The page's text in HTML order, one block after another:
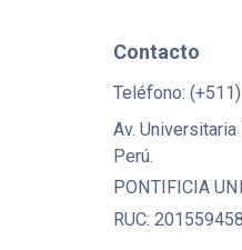
Contacto
Teléfono:
Av.
Perú.
PONTIFICIA
RUC: